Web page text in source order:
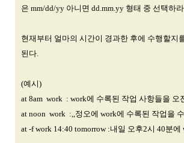
은 mm/dd/yy 아니면 dd.mm.yy 형태 중 선택하
현재부터 얼마의 시간이 경과한 후에 수행할지
된다.
(예시)
at 8am work : work에 수록된 작업 사항들을 오
at noon work :,,정오에 work에 수록된 작업을
at -f work 14:40 tomorrow :내일 오후2시 40분